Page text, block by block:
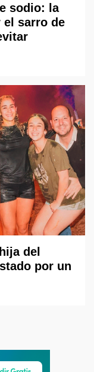
sodio: la
el sarro de
del
por un